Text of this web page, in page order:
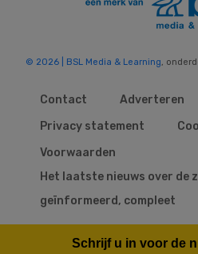
© 2026 | BSL Media & Learning,
Contact
Adverteren
Privacy statement
Voorwaarden
Het laatste nieuws over de
geïnformeerd, compleet
Schrijf u in voor de